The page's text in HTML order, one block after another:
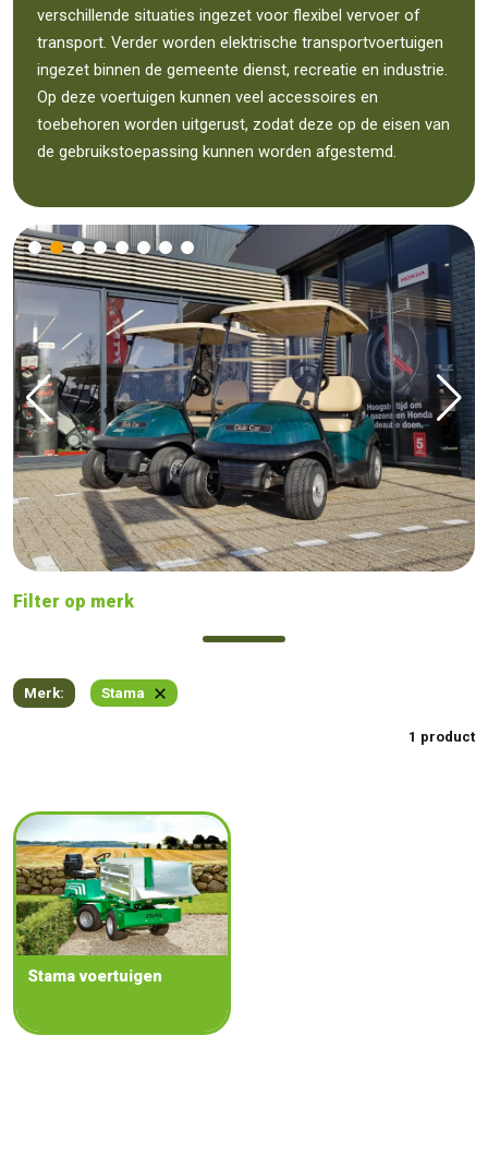
verschillende situaties ingezet voor flexibel vervoer of
transport. Verder worden elektrische transportvoertuigen
ingezet binnen de gemeente dienst, recreatie en industrie.
Op deze voertuigen kunnen veel accessoires en
toebehoren worden uitgerust, zodat deze op de eisen van
de gebruikstoepassing kunnen worden afgestemd.
Filter op merk
Merk: Stama
1 product
Stama voertuigen